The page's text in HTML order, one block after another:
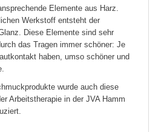
Elemente aus Harz.
Werkstoff entsteht der
Diese Elemente sind sehr
das Tragen immer schöner: Je
haben, umso schöner und
wurde auch diese
Arbeitstherapie in der JVA Hamm